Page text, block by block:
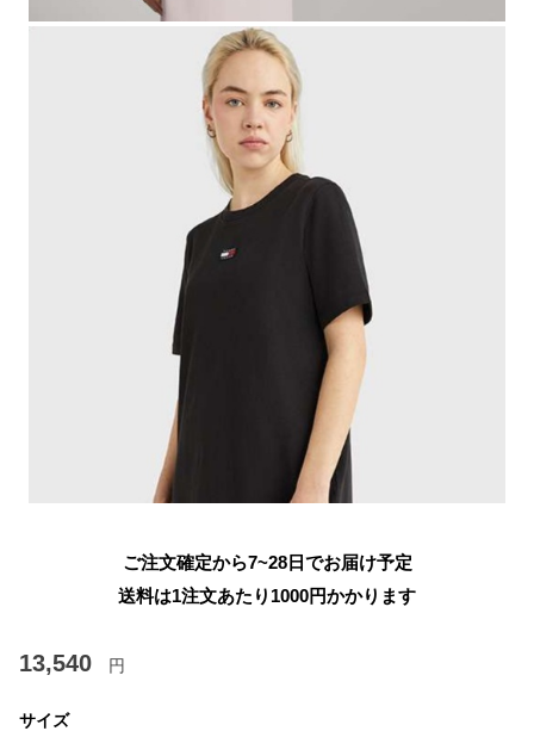
ご注文確定から7~28日でお届け予定
送料は1注文あたり 1000円かかります
13,540 円
サイズ